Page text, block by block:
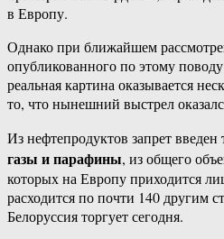
в Европу.
Однако при ближайшем
опубликованного по этому
реальная картина оказывается
то, что нынешний выстрел
Из нефтепродуктов запрет введен
газы и парафины, из общего
которых на Европу приходится
расходится по почти 140 другим
Белоруссия торгует сегодня.